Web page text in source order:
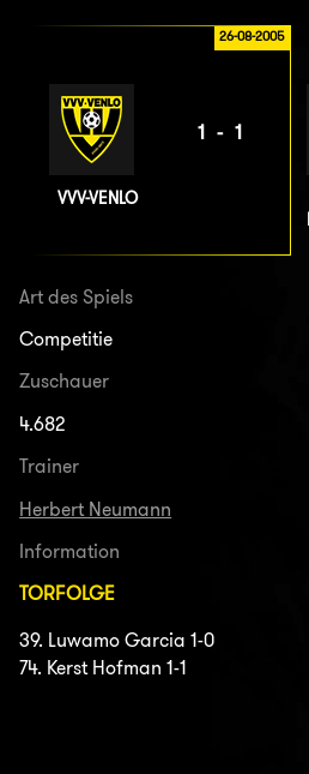
26-08-2005
VVV-VENLO
1-1
Art des Spiels
Competitie
Zuschauer
4.682
Trainer
Herbert Neumann
Information
TORFOLGE
39. Luwamo Garcia 1-0
74. Kerst Hofman 1-1